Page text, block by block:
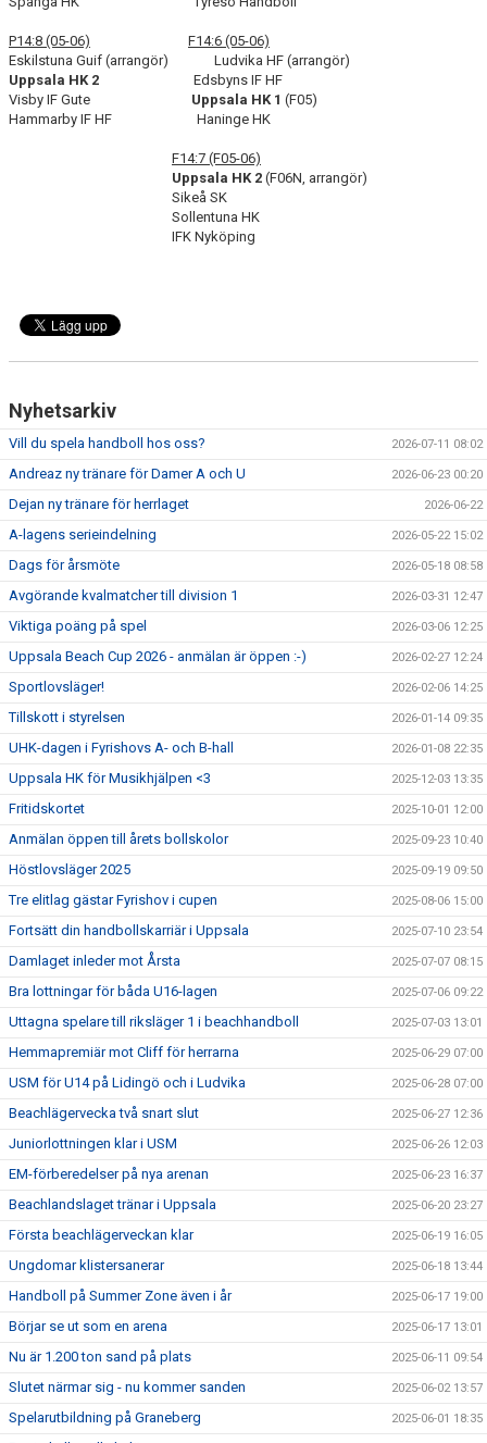
P14:8 (05-06)
F14:6 (05-06)
Eskilstuna Guif (arrangör) Ludvika HF (arrangör)
Uppsala HK 2 Edsbyns IF HF
Visby IF Gute Uppsala HK 1 (F05)
Hammarby IF HF Haninge HK
F14:7 (F05-06)
Uppsala HK 2 (F06N, arrangör)
Sikeå SK
Sollentuna HK
IFK Nyköping
Nyhetsarkiv
Vill du spela handboll hos oss? 2026-07-11 08:02
Andreaz ny tränare för Damer A och U 2026-06-23 00:20
Dejan ny tränare för herrlaget 2026-06-22
A-lagens serieindelning 2026-05-22 15:02
Dags för årsmöte 2026-05-18 08:58
Avgörande kvalmatcher till division 1 2026-03-31 12:47
Viktiga poäng på spel 2026-03-06 12:25
Uppsala Beach Cup 2026 - anmälan är öppen :-) 2026-02-27 12:24
Sportlovsläger! 2026-02-06 14:25
Tillskott i styrelsen 2026-01-14 09:35
UHK-dagen i Fyrishovs A- och B-hall 2026-01-08 22:35
Uppsala HK för Musikhjälpen <3 2025-12-03 13:35
Fritidskortet 2025-10-01 12:00
Anmälan öppen till årets bollskolor 2025-09-23 10:40
Höstlovsläger 2025 2025-09-19 09:50
Tre elitlag gästar Fyrishov i cupen 2025-08-06 15:00
Fortsätt din handbollskarriär i Uppsala 2025-07-10 23:54
Damlaget inleder mot Årsta 2025-07-07 08:15
Bra lottningar för båda U16-lagen 2025-07-06 09:22
Uttagna spelare till riksläger 1 i beachhandboll 2025-07-03 13:01
Hemmapremiär mot Cliff för herrarna 2025-06-29 07:00
USM för U14 på Lidingö och i Ludvika 2025-06-28 07:00
Beachlägervecka två snart slut 2025-06-27 12:36
Juniorlottningen klar i USM 2025-06-26 12:03
EM-förberedelser på nya arenan 2025-06-23 16:37
Beachlandslaget tränar i Uppsala 2025-06-20 23:27
Första beachlägerveckan klar 2025-06-19 16:05
Ungdomar klistersanerar 2025-06-18 13:44
Handboll på Summer Zone även i år 2025-06-17 19:00
Börjar se ut som en arena 2025-06-17 13:01
Nu är 1.200 ton sand på plats 2025-06-11 09:54
Slutet närmar sig - nu kommer sanden 2025-06-02 13:57
Spelarutbildning på Graneberg 2025-06-01 18:35